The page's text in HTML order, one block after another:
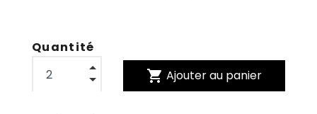
Quantité
shopping_cart Ajouter au panier